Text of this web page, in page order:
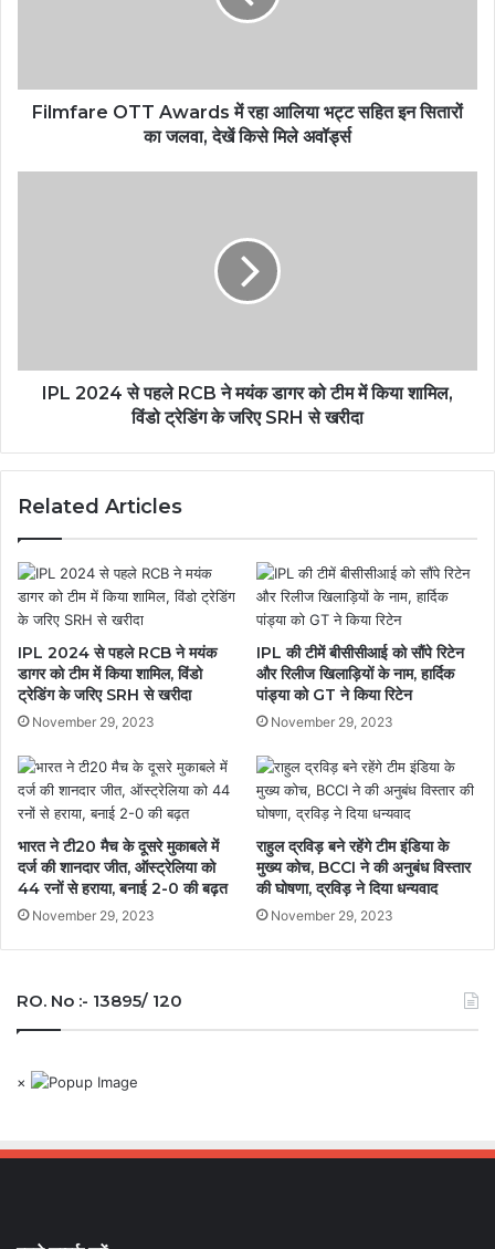
इन
सितारों
Filmfare OTT Awards में रहा आलिया भट्ट सहित इन सितारों
का जलवा, देखें किसे मिले अवॉर्ड्स
को
ट्रेडिंग
SRH
से
खरीदा
IPL 2024 से पहले RCB ने मयंक डागर को टीम में किया शामिल,
विंडो ट्रेडिंग के जरिए SRH से खरीदा
Related Articles
IPL 2024 से पहले RCB ने मयंक
डागर को टीम में किया शामिल, विंडो
ट्रेडिंग के जरिए SRH से खरीदा
November 29, 2023
IPL की टीमें बीसीसीआई को सौंपे रिटेन
और रिलीज खिलाड़ियों के नाम, हार्दिक
पांड्या को GT ने किया रिटेन
November 29, 2023
भारत ने टी20 मैच के दूसरे मुकाबले में
दर्ज की शानदार जीत, ऑस्ट्रेलिया को
44 रनों से हराया, बनाई 2-0 की बढ़त
November 29, 2023
राहुल द्रविड़ बने रहेंगे टीम इंडिया के
मुख्य कोच, BCCI ने की अनुबंध विस्तार
की घोषणा, द्रविड़ ने दिया धन्यवाद
November 29, 2023
RO. No :- 13895/ 120
×